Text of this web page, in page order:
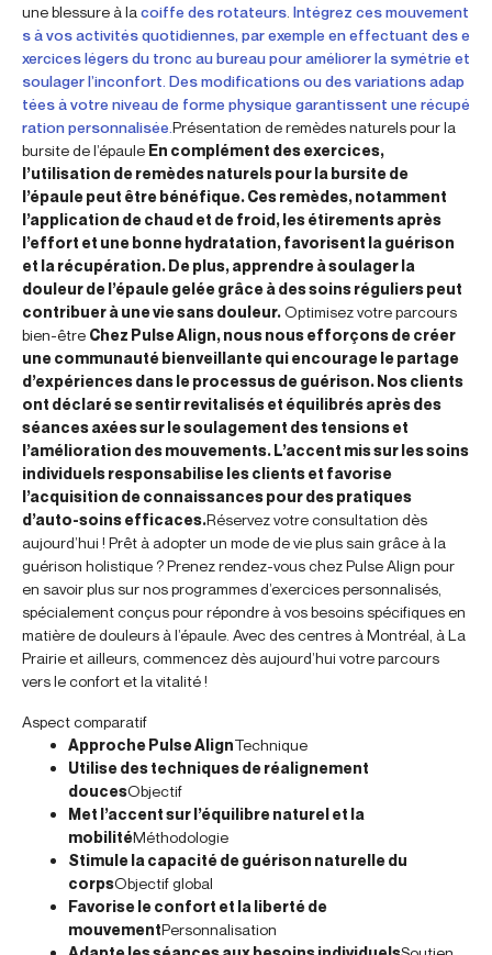
une blessure à la coiffe des rotateurs Intégrez ces mouvement
s à vos activités quotidiennes, par exemple en effectuant des e
xercices légers du tronc au bureau pour améliorer la symétrie et
soulager l’inconfort. Des modifications ou des variations adap
tées à votre niveau de forme physique garantissent une récupé
ration personnalisée. Présentation de remèdes naturels pour la
bursite de l’épaule En complément des exercices,
l’utilisation de remèdes naturels pour la bursite de
l’épaule peut être bénéfique. Ces remèdes, notamment
l’application de chaud et de froid, les étirements après
l’effort et une bonne hydratation, favorisent la guérison
et la récupération. De plus, apprendre à soulager la
douleur de l’épaule gelée grâce à des soins réguliers peut
contribuer à une vie sans douleur.Optimisez votre parcours
bien-être Chez Pulse Align, nous nous efforçons de créer
une communauté bienveillante qui encourage le partage
d’expériences dans le processus de guérison. Nos clients
ont déclaré se sentir revitalisés et équilibrés après des
séances axées sur le soulagement des tensions et
l’amélioration des mouvements. L’accent mis sur les soins
individuels responsabilise les clients et favorise
l’acquisition de connaissances pour des pratiques
d’auto-soins efficaces.Réservez votre consultation dès
aujourd’hui ! Prêt à adopter un mode de vie plus sain grâce à la
guérison holistique ? Prenez rendez-vous chez Pulse Align pour
en savoir plus sur nos programmes d’exercices personnalisés,
spécialement conçus pour répondre à vos besoins spécifiques en
matière de douleurs à l’épaule. Avec des centres à Montréal, à La
Prairie et ailleurs, commencez dès aujourd’hui votre parcours
vers le confort et la vitalité !
Aspect comparatif
Approche Pulse AlignTechnique
Utilise des techniques de réalignement
doucesObjectif
Met l’accent sur l’équilibre naturel et la
mobilitéMéthodologie
Stimule la capacité de guérison naturelle du
corpsObjectif global
Favorise le confort et la liberté de
mouvementPersonnalisation